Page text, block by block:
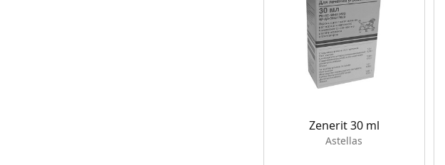
Zenerit 30 ml
Astellas